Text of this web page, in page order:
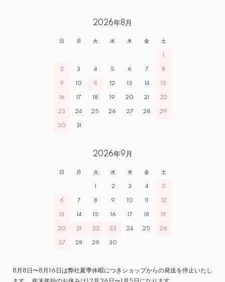
2026年8月
日 月 火 水 木 金 土
1
2 3 4 5 6 7 8
9 10 11 12 13 14 15
16 17 18 19 20 21 22
23 24 25 26 27 28 29
30 31
2026年9月
日 月 火 水 木 金 土
1 2 3 4 5
6 7 8 9 10 11 12
13 14 15 16 17 18 19
20 21 22 23 24 25 26
27 28 29 30
8月8日〜8月16日は弊社夏季休暇につきショップからの発送を停止いたし